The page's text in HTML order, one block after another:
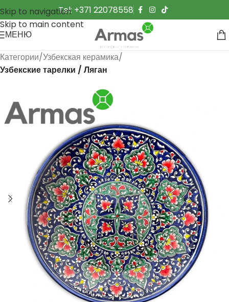
Skip to navigation
Skip to main content
Tel: +371 22078558
МЕНЮ
Категории Узбекская керамика
Узбекские тарелки / Ляган